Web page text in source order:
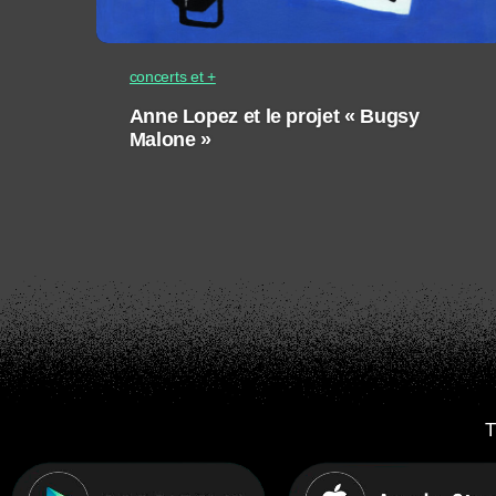
concerts et +
Anne Lopez et le projet « Bugsy
Malone »